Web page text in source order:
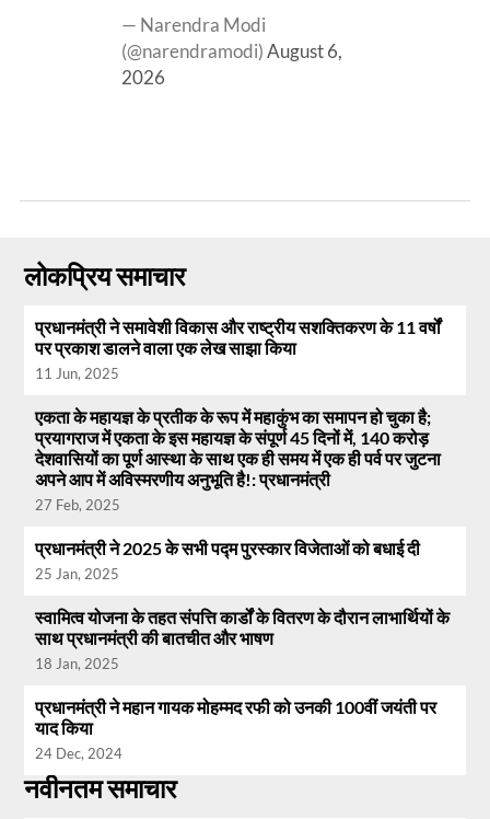
— Narendra Modi
(@narendramodi)August 6,
2026
लोकप्रिय समाचार
प्रधानमंत्री ने समावेशी विकास और राष्ट्रीय सशक्तिकरण के 11 वर्षों
पर प्रकाश डालने वाला एक लेख साझा किया
11 Jun, 2025
एकता के महायज्ञ के प्रतीक के रूप में महाकुंभ का समापन हो चुका है;
प्रयागराज में एकता के इस महायज्ञ के संपूर्ण 45 दिनों में, 140 करोड़
देशवासियों का पूर्ण आस्था के साथ एक ही समय में एक ही पर्व पर जुटना
अपने आप में अविस्मरणीय अनुभूति है!: प्रधानमंत्री
27 Feb, 2025
प्रधानमंत्री ने 2025 के सभी पद्म पुरस्कार विजेताओं को बधाई दी
25 Jan, 2025
स्वामित्व योजना के तहत संपत्ति कार्डों के वितरण के दौरान लाभार्थियों के
साथ प्रधानमंत्री की बातचीत और भाषण
18 Jan, 2025
प्रधानमंत्री ने महान गायक मोहम्मद रफी को उनकी 100वीं जयंती पर
याद किया
24 Dec, 2024
नवीनतम समाचार